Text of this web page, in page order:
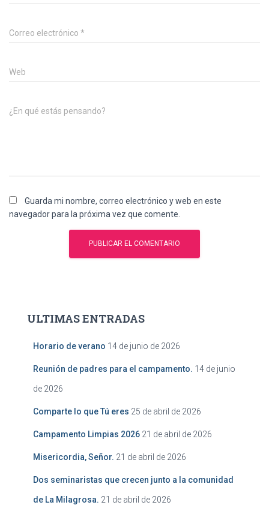
Correo electrónico *
Web
¿En qué estás pensando?
Guarda mi nombre, correo electrónico y web en este
navegador para la próxima vez que comente.
ULTIMAS ENTRADAS
Horario de verano 14 de junio de 2026
Reunión de padres para el campamento. 14 de junio
de 2026
Comparte lo que Tú eres 25 de abril de 2026
Campamento Limpias 2026 21 de abril de 2026
Misericordia, Señor. 21 de abril de 2026
Dos seminaristas que crecen junto a la comunidad
de La Milagrosa. 21 de abril de 2026